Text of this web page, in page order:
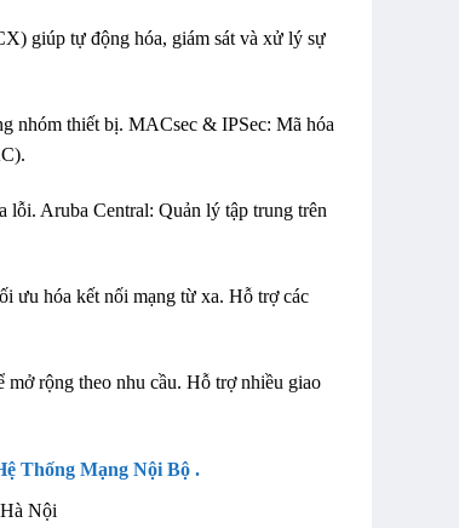
giúp tự động hóa, giám sát và xử lý sự
nhóm thiết bị. MACsec & IPSec: Mã hóa
Aruba Central: Quản lý tập trung trên
ưu hóa kết nối mạng từ xa. Hỗ trợ các
rộng theo nhu cầu. Hỗ trợ nhiều giao
Thống Mạng Nội Bộ .
Nội